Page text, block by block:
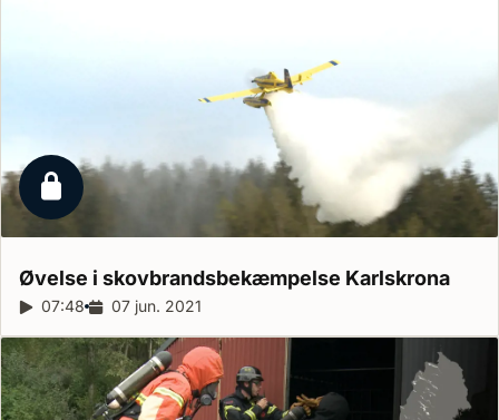
Låst reportage
Øvelse i skovbrandsbekæmpelse Karlskrona
Reportagelængde:
07:48 Udgivelsesdato:
07 jun. 2021